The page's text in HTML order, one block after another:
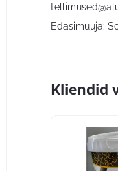
Edasimüüja:
Kliendid